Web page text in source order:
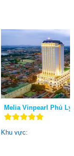
Melia Vinpearl Phủ Lý
Khu vực: